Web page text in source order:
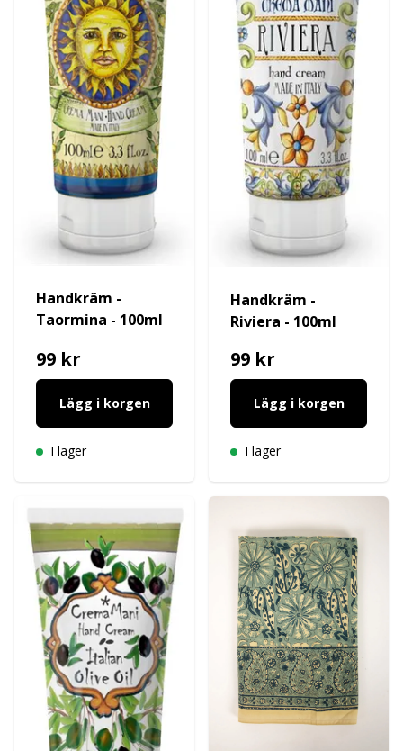
Handkräm -
Taormina - 100ml
99 kr
Lägg i korgen
I lager
Handkräm -
Riviera - 100ml
99 kr
Lägg i korgen
I lager